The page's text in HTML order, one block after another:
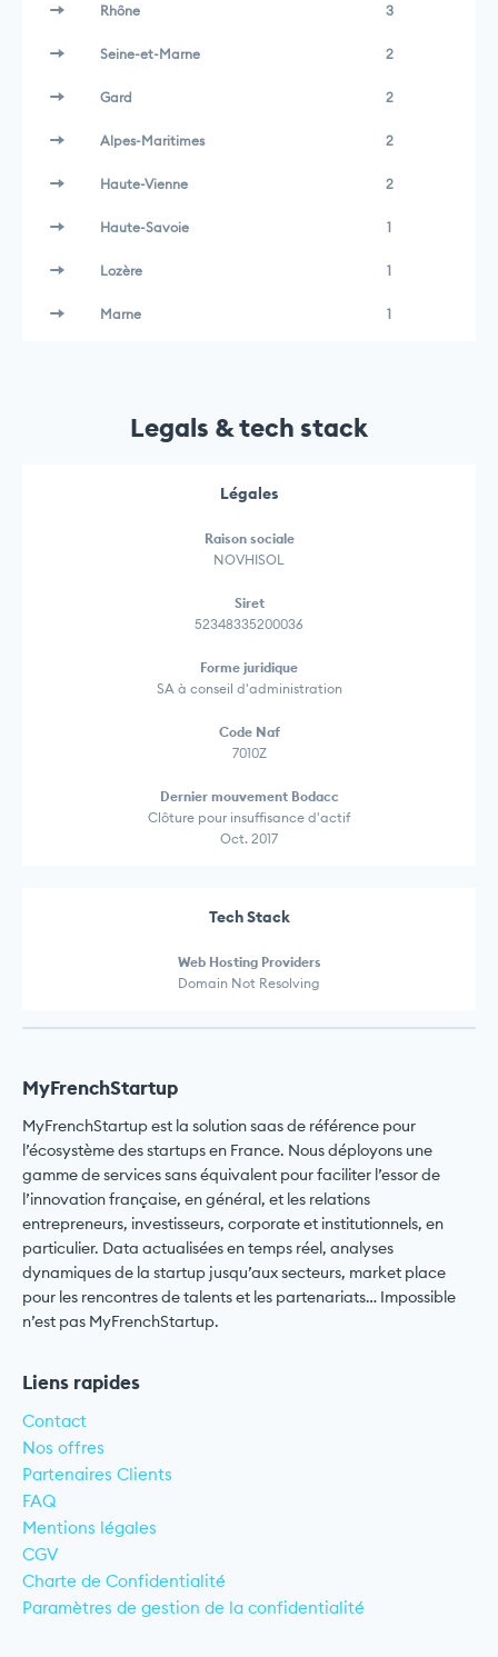
Rhône 3
Seine-et-Marne 2
Gard 2
Alpes-Maritimes 2
Haute-Vienne 2
Haute-Savoie 1
Lozère 1
Marne 1
Legals & tech stack
Légales
Raison sociale
NOVHISOL
Siret
52348335200036
Forme juridique
SA à conseil d'administration
Code Naf
7010Z
Dernier mouvement Bodacc
Clôture pour insuffisance d'actif
Oct. 2017
Tech Stack
Web Hosting Providers
Domain Not Resolving
MyFrenchStartup
MyFrenchStartup est la solution saas de référence pour
l’écosystème des startups en France. Nous déployons une
gamme de services sans équivalent pour faciliter l’essor de
l’innovation française, en général, et les relations
entrepreneurs, investisseurs, corporate et institutionnels, en
particulier. Data actualisées en temps réel, analyses
dynamiques de la startup jusqu’aux secteurs, market place
pour les rencontres de talents et les partenariats… Impossible
n’est pas MyFrenchStartup.
Liens rapides
Contact
Nos offres
Partenaires Clients
FAQ
Mentions légales
CGV
Charte de Confidentialité
Paramètres de gestion de la confidentialité